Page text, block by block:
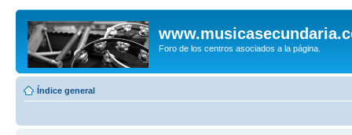
Foro de los centros asociados a la página.
Índice general